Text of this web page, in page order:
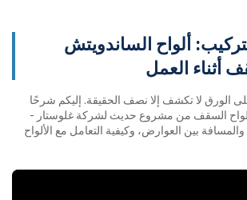
ألواح الساندويتش
أثناء العمل
الورق لا تكشف إلا نصف الحقيقة. إليكم شرحًا
السقف من مشروع حديث لشركة غلوستار -
بين العوارض، وكيفية التعامل مع الألواح